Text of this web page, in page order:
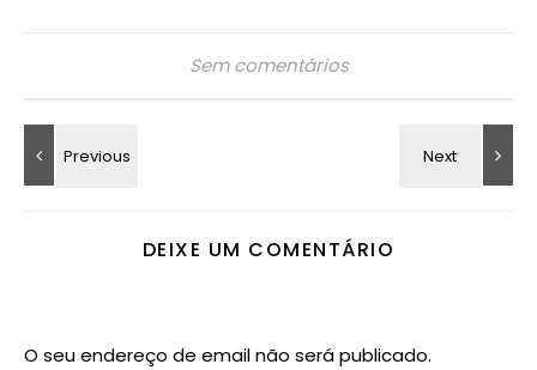
Sem comentários
DEIXE UM COMENTÁRIO
O seu endereço de email não será publicado.